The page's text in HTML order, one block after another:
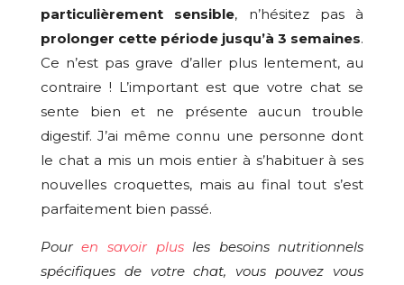
particulièrement sensible, n’hésitez pas à
prolonger cette période jusqu’à 3 semaines.
Ce n’est pas grave d’aller plus lentement, au
contraire ! L’important est que votre chat se
sente bien et ne présente aucun trouble
digestif. J’ai même connu une personne dont
le chat a mis un mois entier à s’habituer à ses
nouvelles croquettes, mais au final tout s’est
parfaitement bien passé.
Pouren savoir plusles besoins nutritionnels
spécifiques de votre chat, vous pouvez vous